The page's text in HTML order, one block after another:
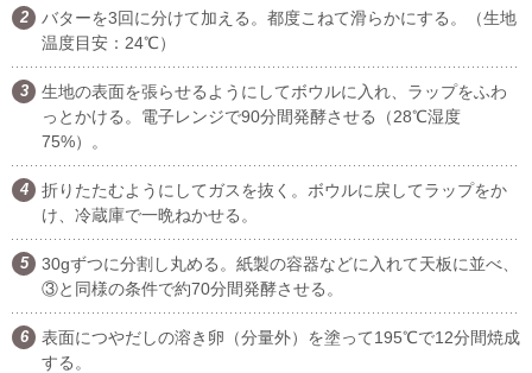
バターを3回に分けて加える。都度こねて滑らかにする。（生地
温度目安：24℃）
生地の表面を張らせるようにしてボウルに入れ、ラップをふわ
っとかける。電子レンジで90分間発酵させる（28℃湿度
75%）。
折りたたむようにしてガスを抜く。ボウルに戻してラップをか
け、冷蔵庫で一晩ねかせる。
30gずつに分割し丸める。紙製の容器などに入れて天板に並べ、
③と同様の条件で約70分間発酵させる。
表面につやだしの溶き卵（分量外）を塗って195℃で12分間焼成
する。